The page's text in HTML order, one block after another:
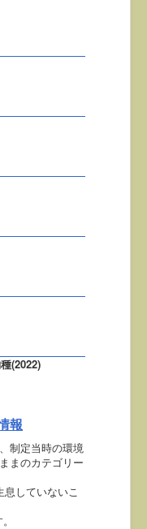
(2022)
報
制定当時の環境
まのカテゴリー
していないこ